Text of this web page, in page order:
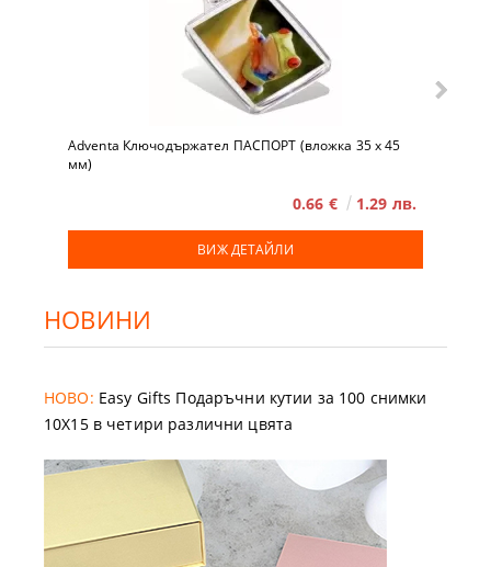
Adventa Ключодържател ПАСПОРТ (вложка 35 x 45
мм)
0.66 € 1.29 лв.
ВИЖ ДЕТАЙЛИ
НОВИНИ
НОВО: Easy Gifts Подаръчни кутии за 100 снимки
10X15 в четири различни цвята